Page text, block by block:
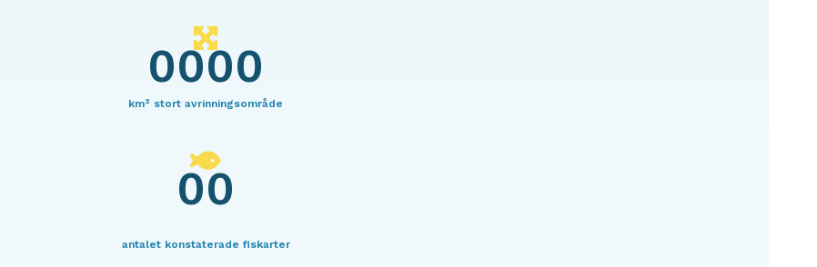
0000
km² stort avrinningsområde
00
antalet konstaterade fiskarter